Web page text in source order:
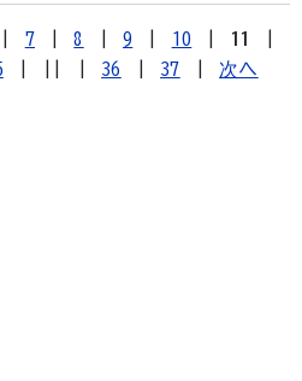
7 8 9 10 11
36 37 次へ